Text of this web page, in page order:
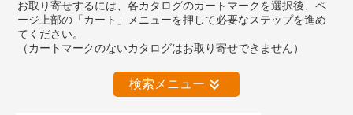
お取り寄せするには、各カタログのカートマークを選択後、ペ
ージ上部の「カート」メニューを押して必要なステップを進め
てください。
（カートマークのないカタログはお取り寄せできません）
検索メニュー